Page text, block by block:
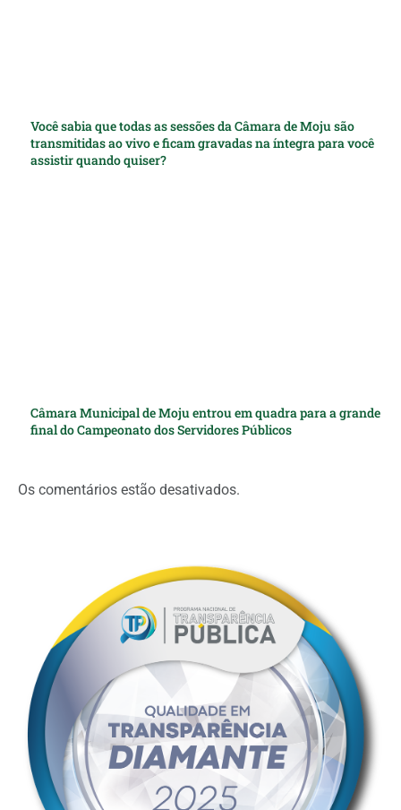
Você sabia que todas as sessões da Câmara de Moju são
transmitidas ao vivo e ficam gravadas na íntegra para você
assistir quando quiser?
Câmara Municipal de Moju entrou em quadra para a grande
final do Campeonato dos Servidores Públicos
Os comentários estão desativados.